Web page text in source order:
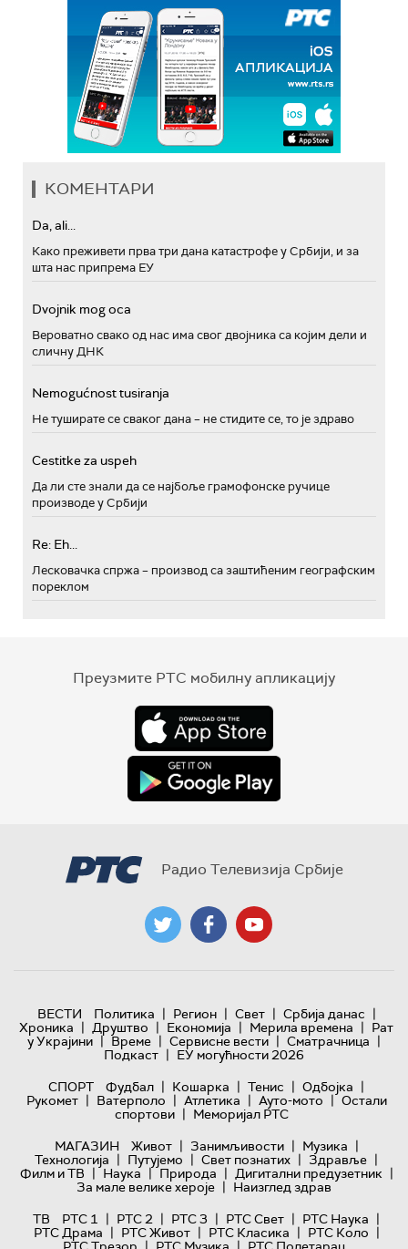
КОМЕНТАРИ
Da, ali...
Како преживети прва три дана катастрофе у Србији, и за
шта нас припрема ЕУ
Dvojnik mog oca
Вероватно свако од нас има свог двојника са којим дели и
сличну ДНК
Nemogućnost tusiranja
Не туширате се сваког дана – не стидите се, то је здраво
Cestitke za uspeh
Да ли сте знали да се најбоље грамофонске ручице
производе у Србији
Re: Eh...
Лесковачка спржа – производ са заштићеним географским
пореклом
Преузмите РТС мобилну апликацију
Радио Телевизија Србије
ВЕСТИ Политика | Регион | Свет | Србија данас |
Хроника | Друштво | Економија | Мерила времена | Рат
у Украјини | Време | Сервисне вести | Сматрачница |
Подкаст | ЕУ могућности 2026
СПОРТ
Фудбал | Кошарка | Тенис | Одбојка |
Рукомет | Ватерполо | Атлетика | Ауто-мото | Остали
спортови | Меморијал РТС
МАГАЗИН
Живот | Занимљивости | Музика |
Технологијa | Путујемо | Свет познатих | Здравље |
Филм и ТВ | Наука | Природа | Дигитални предузетник |
За мале велике хероје | Наизглед здрав
ТВ
РТС 1 | РТС 2 | РТС 3 | РТС Свет | РТС Наука |
РТС Драма | РТС Живот | РТС Класика | РТС Коло |